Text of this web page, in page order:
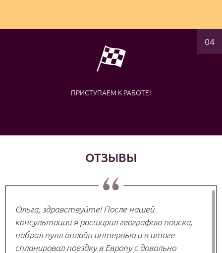
ПРИСТУПАЕМ К РАБОТЕ!
ОТЗЫВЫ
Ольга, здравствуйте! После нашей
консультации я расширил географию поиска,
набрал пулл онлайн интервью и в итоге
спланировал поездку в Европу с довольно